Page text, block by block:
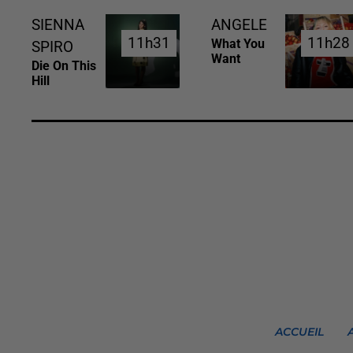
SIENNA
SPIRO
Die On This
Hill
11h31
11h31
ANGELE
What You
Want
11h28
11h28
ACCUEIL